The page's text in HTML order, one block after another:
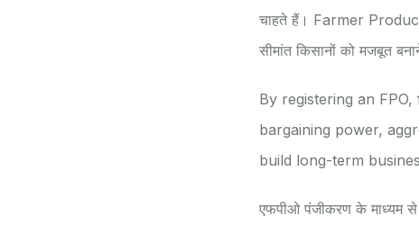
चाहते हैं। Farmer
सीमांत किसानों को मजबूत
By registering an
bargaining power,
build long-term
एफपीओ पंजीकरण के माध्यम